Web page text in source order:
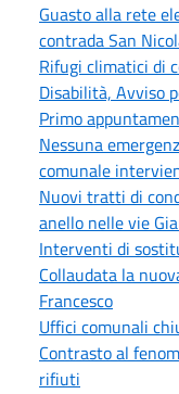
Guasto alla rete
contrada San
Rifugi climatici di
Disabilità, Avviso
Primo
Nessuna
comunale
Nuovi tratti di
anello nelle vie
Interventi di
Collaudata la
Francesco
Uffici comunali
Contrasto al
rifiuti